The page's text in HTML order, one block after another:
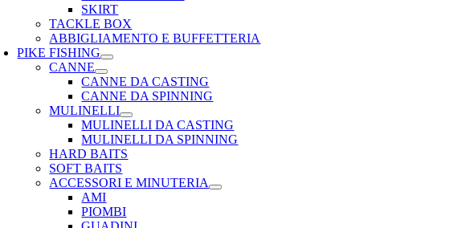
SKIRT
TACKLE BOX
ABBIGLIAMENTO E BUFFETTERIA
PIKE FISHING
CANNE
CANNE DA CASTING
CANNE DA SPINNING
MULINELLI
MULINELLI DA CASTING
MULINELLI DA SPINNING
HARD BAITS
SOFT BAITS
ACCESSORI E MINUTERIA
AMI
PIOMBI